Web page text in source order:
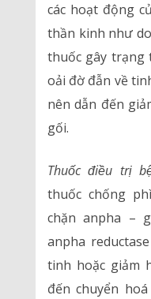
các hoạt động
thần kinh như
thuốc gây trạng
oải đờ đẫn về
nên dẫn đến
gối.
Thuốc điều trị
thuốc chống
chặn anpha –
anpha
tinh hoặc giảm
đến chuyển